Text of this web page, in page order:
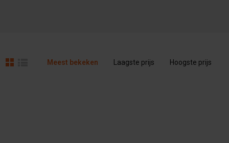
Meest bekeken Laagste prijs Hoogste prijs